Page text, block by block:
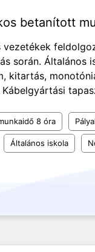
betanított
során. Általános
kitartás,
8 óra
Általános iskola